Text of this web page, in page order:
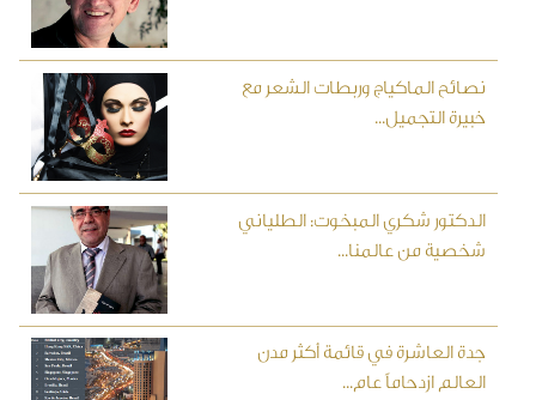
نصائح الماكياج وربطات الشعر مع
خبيرة التجميل...
الدكتور شكري المبخوت: الطلياني
شخصية من عالمنا...
جدة العاشرة في قائمة أكثر مدن
العالم ازدحاماً عام...